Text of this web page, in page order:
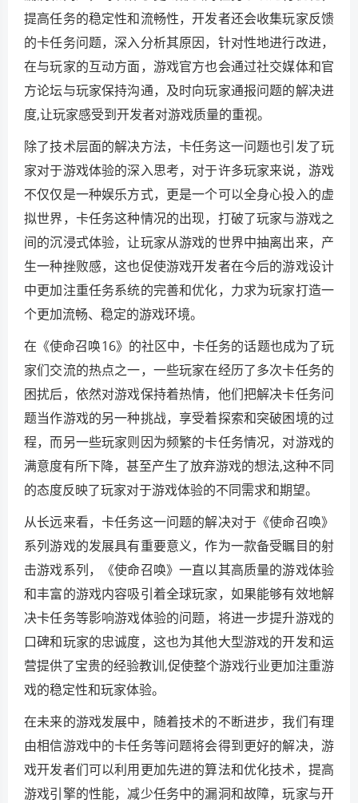
提高任务的稳定性和流畅性，开发者还会收集玩家反馈
的卡任务问题，深入分析其原因，针对性地进行改进，
在与玩家的互动方面，游戏官方也会通过社交媒体和官
方论坛与玩家保持沟通，及时向玩家通报问题的解决进
度,让玩家感受到开发者对游戏质量的重视。
除了技术层面的解决方法，卡任务这一问题也引发了玩
家对于游戏体验的深入思考，对于许多玩家来说，游戏
不仅仅是一种娱乐方式，更是一个可以全身心投入的虚
拟世界，卡任务这种情况的出现，打破了玩家与游戏之
间的沉浸式体验，让玩家从游戏的世界中抽离出来，产
生一种挫败感，这也促使游戏开发者在今后的游戏设计
中更加注重任务系统的完善和优化，力求为玩家打造一
个更加流畅、稳定的游戏环境。
在《使命召唤16》的社区中，卡任务的话题也成为了玩
家们交流的热点之一，一些玩家在经历了多次卡任务的
困扰后，依然对游戏保持着热情，他们把解决卡任务问
题当作游戏的另一种挑战，享受着探索和突破困境的过
程，而另一些玩家则因为频繁的卡任务情况，对游戏的
满意度有所下降，甚至产生了放弃游戏的想法,这种不同
的态度反映了玩家对于游戏体验的不同需求和期望。
从长远来看，卡任务这一问题的解决对于《使命召唤》
系列游戏的发展具有重要意义，作为一款备受瞩目的射
击游戏系列，《使命召唤》一直以其高质量的游戏体验
和丰富的游戏内容吸引着全球玩家，如果能够有效地解
决卡任务等影响游戏体验的问题，将进一步提升游戏的
口碑和玩家的忠诚度，这也为其他大型游戏的开发和运
营提供了宝贵的经验教训,促使整个游戏行业更加注重游
戏的稳定性和玩家体验。
在未来的游戏发展中，随着技术的不断进步，我们有理
由相信游戏中的卡任务等问题将会得到更好的解决，游
戏开发者们可以利用更加先进的算法和优化技术，提高
游戏引擎的性能，减少任务中的漏洞和故障，玩家与开